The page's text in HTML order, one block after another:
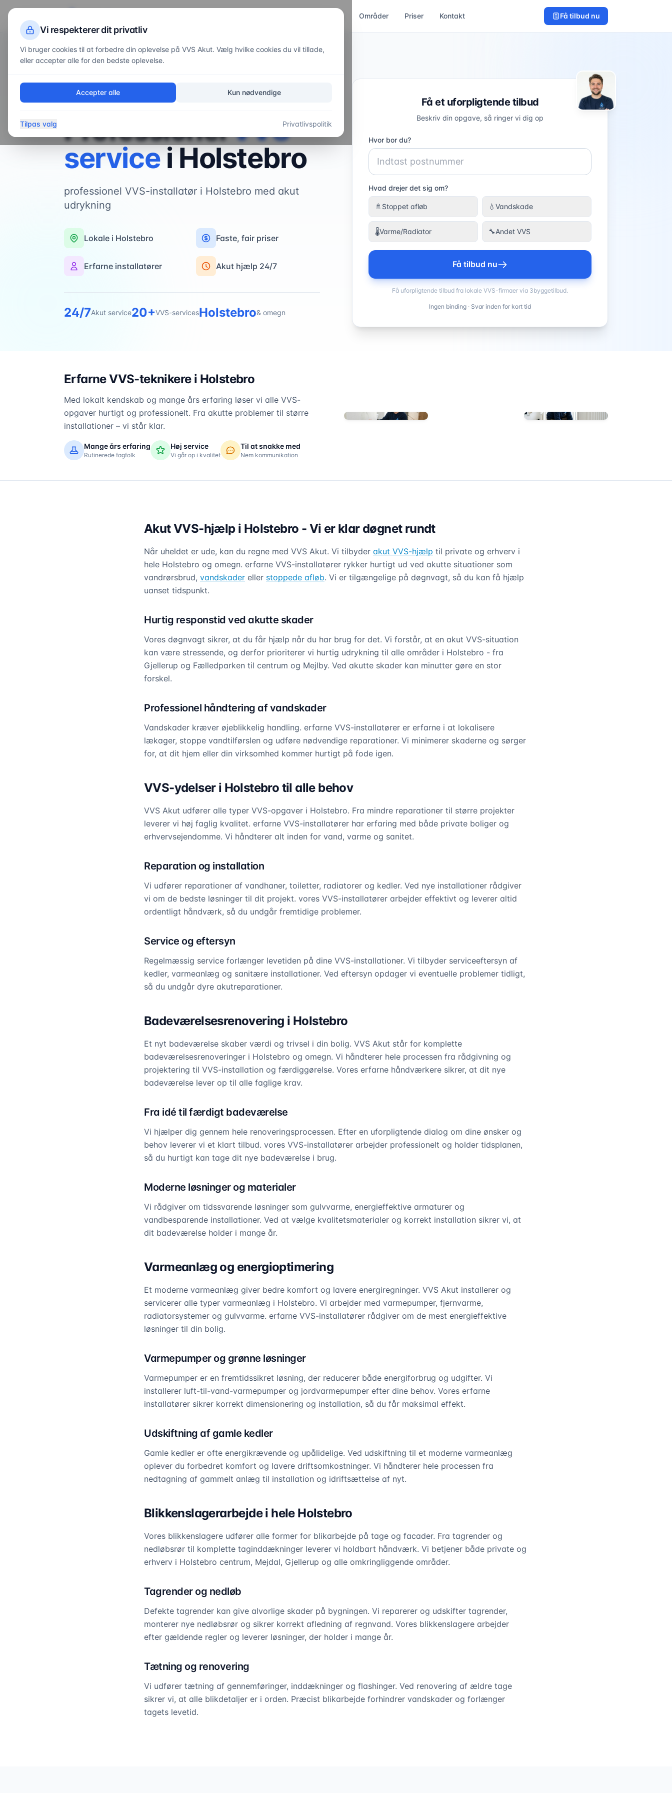
Områder Priser Kontakt Få tilbud nu
Forside/ Områder/Holstebro
VVS-service i
ProfessionelVVS-
serviceiHolstebro
professionel VVS-installatør i Holstebro med akut
udrykning
Lokale i Holstebro Faste, fair priser
Erfarne installatører Akut hjælp 24/7
24/7Akut service20+VVS-servicesHolstebro& omegn
Få et uforpligtende tilbud
Beskriv din opgave, så ringer vi dig op
Hvor bor du?
Hvad drejer det sig om?
🚿 Stoppet afløb 💧 Vandskade
🌡️Varme/Radiator 🔧Andet VVS
Få tilbud nu
Få uforpligtende tilbud fra lokale VVS-firmaer via 3byggetilbud.
Ingen binding · Svar inden for kort tid
Erfarne VVS-teknikere i Holstebro
Med lokalt kendskab og mange års erfaring løser vi alle VVS-
opgaver hurtigt og professionelt. Fra akutte problemer til større
installationer – vi står klar.
Mange års erfaring
Rutinerede fagfolk
Høj service
Vi går op i kvalitet
Til at snakke med
Nem kommunikation
Akut VVS-hjælp i Holstebro - Vi er klar døgnet rundt
Når uheldet er ude, kan du regne med VVS Akut. Vi tilbyder akut VVS-hjælp til private og erhverv i
hele Holstebro og omegn. erfarne VVS-installatører rykker hurtigt ud ved akutte situationer som
vandrørsbrud, vandskader eller stoppede afløb. Vi er tilgængelige på døgnvagt, så du kan få hjælp
uanset tidspunkt.
Hurtig responstid ved akutte skader
Vores døgnvagt sikrer, at du får hjælp når du har brug for det. Vi forstår, at en akut VVS-situation
kan være stressende, og derfor prioriterer vi hurtig udrykning til alle områder i Holstebro - fra
Gjellerup og Fælledparken til centrum og Mejlby. Ved akutte skader kan minutter gøre en stor
forskel.
Professionel håndtering af vandskader
Vandskader kræver øjeblikkelig handling. erfarne VVS-installatører er erfarne i at lokalisere
lækager, stoppe vandtilførslen og udføre nødvendige reparationer. Vi minimerer skaderne og sørger
for, at dit hjem eller din virksomhed kommer hurtigt på fode igen.
VVS-ydelser i Holstebro til alle behov
VVS Akut udfører alle typer VVS-opgaver i Holstebro. Fra mindre reparationer til større projekter
leverer vi høj faglig kvalitet. erfarne VVS-installatører har erfaring med både private boliger og
erhvervsejendomme. Vi håndterer alt inden for vand, varme og sanitet.
Reparation og installation
Vi udfører reparationer af vandhaner, toiletter, radiatorer og kedler. Ved nye installationer rådgiver
vi om de bedste løsninger til dit projekt. vores VVS-installatører arbejder effektivt og leverer altid
ordentligt håndværk, så du undgår fremtidige problemer.
Service og eftersyn
Regelmæssig service forlænger levetiden på dine VVS-installationer. Vi tilbyder serviceeftersyn af
kedler, varmeanlæg og sanitære installationer. Ved eftersyn opdager vi eventuelle problemer tidligt,
så du undgår dyre akutreparationer.
Badeværelsesrenovering i Holstebro
Et nyt badeværelse skaber værdi og trivsel i din bolig. VVS Akut står for komplette
badeværelsesrenoveringer i Holstebro og omegn. Vi håndterer hele processen fra rådgivning og
projektering til VVS-installation og færdiggørelse. Vores erfarne håndværkere sikrer, at dit nye
badeværelse lever op til alle faglige krav.
Fra idé til færdigt badeværelse
Vi hjælper dig gennem hele renoveringsprocessen. Efter en uforpligtende dialog om dine ønsker og
behov leverer vi et klart tilbud. vores VVS-installatører arbejder professionelt og holder tidsplanen,
så du hurtigt kan tage dit nye badeværelse i brug.
Moderne løsninger og materialer
Vi rådgiver om tidssvarende løsninger som gulvvarme, energieffektive armaturer og
vandbesparende installationer. Ved at vælge kvalitetsmaterialer og korrekt installation sikrer vi, at
dit badeværelse holder i mange år.
Varmeanlæg og energioptimering
Et moderne varmeanlæg giver bedre komfort og lavere energiregninger. VVS Akut installerer og
servicerer alle typer varmeanlæg i Holstebro. Vi arbejder med varmepumper, fjernvarme,
radiatorsystemer og gulvvarme. erfarne VVS-installatører rådgiver om de mest energieffektive
løsninger til din bolig.
Varmepumper og grønne løsninger
Varmepumper er en fremtidssikret løsning, der reducerer både energiforbrug og udgifter. Vi
installerer luft-til-vand-varmepumper og jordvarmepumper efter dine behov. Vores erfarne
installatører sikrer korrekt dimensionering og installation, så du får maksimal effekt.
Udskiftning af gamle kedler
Gamle kedler er ofte energikrævende og upålidelige. Ved udskiftning til et moderne varmeanlæg
oplever du forbedret komfort og lavere driftsomkostninger. Vi håndterer hele processen fra
nedtagning af gammelt anlæg til installation og idriftsættelse af nyt.
Blikkenslagerarbejde i hele Holstebro
Vores blikkenslagere udfører alle former for blikarbejde på tage og facader. Fra tagrender og
nedløbsrør til komplette taginddækninger leverer vi holdbart håndværk. Vi betjener både private og
erhverv i Holstebro centrum, Mejdal, Gjellerup og alle omkringliggende områder.
Tagrender og nedløb
Defekte tagrender kan give alvorlige skader på bygningen. Vi reparerer og udskifter tagrender,
monterer nye nedløbsrør og sikrer korrekt afledning af regnvand. Vores blikkenslagere arbejder
efter gældende regler og leverer løsninger, der holder i mange år.
Tætning og renovering
Vi udfører tætning af gennemføringer, inddækninger og flashinger. Ved renovering af ældre tage
sikrer vi, at alle blikdetaljer er i orden. Præcist blikarbejde forhindrer vandskader og forlænger
tagets levetid.
Vi respekterer dit privatliv
Vi bruger cookies til at forbedre din oplevelse på VVS Akut. Vælg hvilke cookies du vil tillade,
eller accepter alle for den bedste oplevelse.
Accepter alle Kun nødvendige
Tilpas valg Privatlivspolitik